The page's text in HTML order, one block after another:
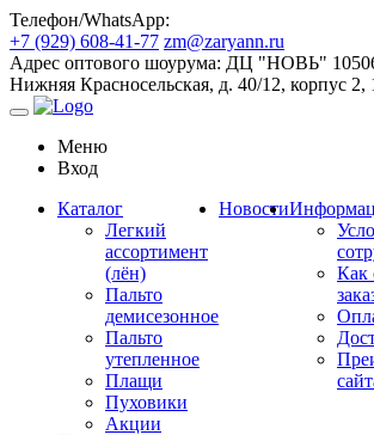
Телефон/WhatsApp:
+7 (929) 608-41-77 zm@zaryann.ru
Адрес оптового шоурума: ДЦ "НОВЬ"
Нижняя Красносельская, д. 40/12, корпус 2,
Меню
Вход
Каталог
Легкий
ассортимент
(лён)
Пальто
демисезонное
Пальто
утепленное
Плащи
Пуховики
Акции
Новости
Как